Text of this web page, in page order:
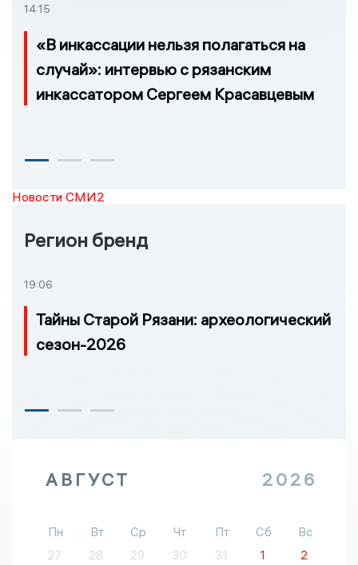
14:15
«В инкассации нельзя полагаться на
случай»: интервью с рязанским
инкассатором Сергеем Красавцевым
Новости СМИ2
Регион бренд
19:06
Тайны Старой Рязани: археологический
сезон-2026
АВГУСТ 2026
Пн Вт Ср Чт Пт Сб
Вс
27
28 29 30 31 1
2